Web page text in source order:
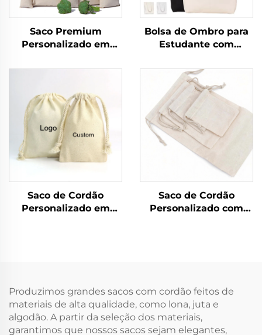
Saco Premium
Personalizado em
Musselina com Cordão
em Algodão Canvas
com Logotipo
Personalizado
Bolsa de Ombro para
Estudante com
Personalizado, Bolsa
em Lona de Algodão
na Moda, Estilo
Fashion, Atacado,
Bolsa em Branco para
Publicidade
Saco de Cordão
Personalizado em
Simples em Musseline
para Armazenamento
Saco de Cordão
Personalizado com
Duplo
Produzimos grandes sacos com cordão feitos de
materiais de alta qualidade, como lona, juta e
algodão. A partir da seleção dos materiais,
garantimos que nossos sacos sejam elegantes,